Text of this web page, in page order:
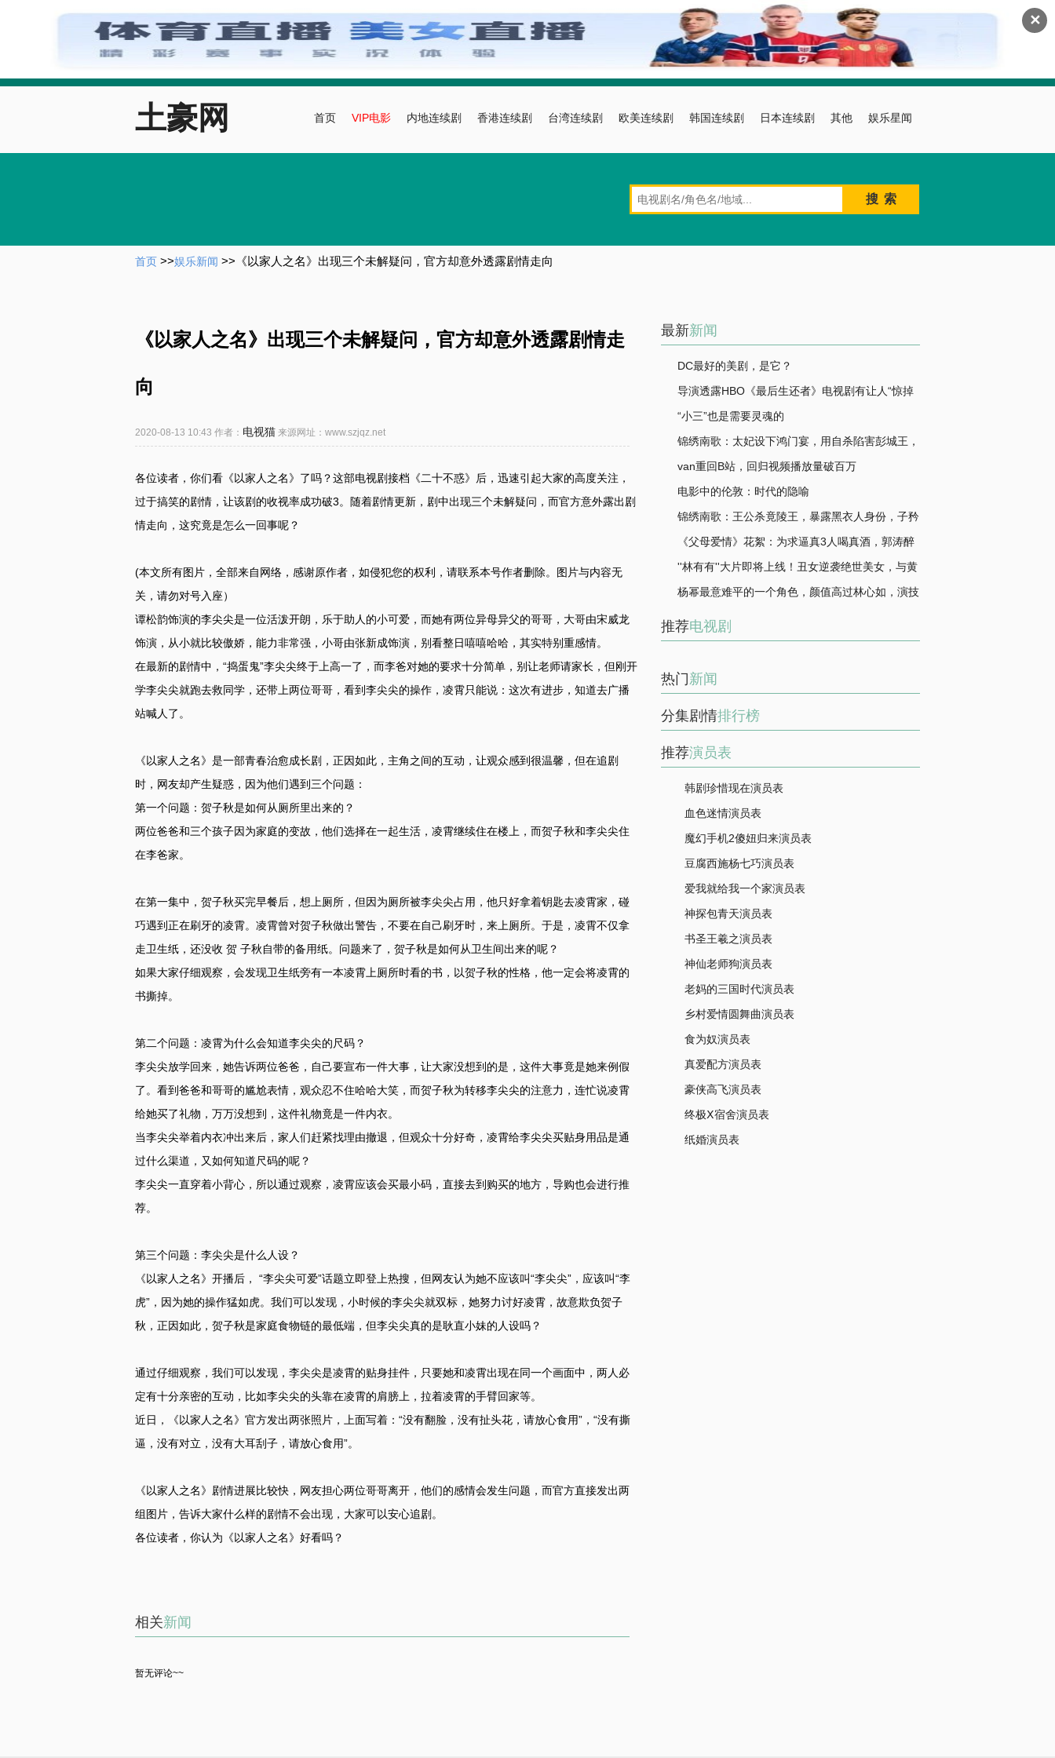
✕
土豪网 首页 VIP电影 内地连续剧 香港连续剧 台湾连续剧 欧美连续剧 韩国连续剧 日本连续剧 其他 娱乐星闻
首页 >>娱乐新闻 >> 《以家人之名》出现三个未解疑问，官方却意外透露剧情走向
《以家人之名》出现三个未解疑问，官方却意外透露剧情走
向
2020-08-13 10:43 作者： 电视猫 来源网址：www.szjqz.net
各位读者，你们看《以家人之名》了吗？这部电视剧接档《二十不惑》后，迅速引起大家的高度关注，
过于搞笑的剧情，让该剧的收视率成功破3。随着剧情更新，剧中出现三个未解疑问，而官方意外露出剧
情走向，这究竟是怎么一回事呢？
(本文所有图片，全部来自网络，感谢原作者，如侵犯您的权利，请联系本号作者删除。图片与内容无
关，请勿对号入座）
谭松韵饰演的李尖尖是一位活泼开朗，乐于助人的小可爱，而她有两位异母异父的哥哥，大哥由宋威龙
饰演，从小就比较傲娇，能力非常强，小哥由张新成饰演，别看整日嘻嘻哈哈，其实特别重感情。
在最新的剧情中，“捣蛋鬼”李尖尖终于上高一了，而李爸对她的要求十分简单，别让老师请家长，但刚开
学李尖尖就跑去救同学，还带上两位哥哥，看到李尖尖的操作，凌霄只能说：这次有进步，知道去广播
站喊人了。
《以家人之名》是一部青春治愈成长剧，正因如此，主角之间的互动，让观众感到很温馨，但在追剧
时，网友却产生疑惑，因为他们遇到三个问题：
第一个问题：贺子秋是如何从厕所里出来的？
两位爸爸和三个孩子因为家庭的变故，他们选择在一起生活，凌霄继续住在楼上，而贺子秋和李尖尖住
在李爸家。
在第一集中，贺子秋买完早餐后，想上厕所，但因为厕所被李尖尖占用，他只好拿着钥匙去凌霄家，碰
巧遇到正在刷牙的凌霄。凌霄曾对贺子秋做出警告，不要在自己刷牙时，来上厕所。于是，凌霄不仅拿
走卫生纸，还没收 贺 子秋自带的备用纸。问题来了，贺子秋是如何从卫生间出来的呢？
如果大家仔细观察，会发现卫生纸旁有一本凌霄上厕所时看的书，以贺子秋的性格，他一定会将凌霄的
书撕掉。
第二个问题：凌霄为什么会知道李尖尖的尺码？
李尖尖放学回来，她告诉两位爸爸，自己要宣布一件大事，让大家没想到的是，这件大事竟是她来例假
了。看到爸爸和哥哥的尴尬表情，观众忍不住哈哈大笑，而贺子秋为转移李尖尖的注意力，连忙说凌霄
给她买了礼物，万万没想到，这件礼物竟是一件内衣。
当李尖尖举着内衣冲出来后，家人们赶紧找理由撤退，但观众十分好奇，凌霄给李尖尖买贴身用品是通
过什么渠道，又如何知道尺码的呢？
李尖尖一直穿着小背心，所以通过观察，凌霄应该会买最小码，直接去到购买的地方，导购也会进行推
荐。
第三个问题：李尖尖是什么人设？
《以家人之名》开播后， “李尖尖可爱”话题立即登上热搜，但网友认为她不应该叫“李尖尖”，应该叫“李
虎”，因为她的操作猛如虎。我们可以发现，小时候的李尖尖就双标，她努力讨好凌霄，故意欺负贺子
秋，正因如此，贺子秋是家庭食物链的最低端，但李尖尖真的是耿直小妹的人设吗？
通过仔细观察，我们可以发现，李尖尖是凌霄的贴身挂件，只要她和凌霄出现在同一个画面中，两人必
定有十分亲密的互动，比如李尖尖的头靠在凌霄的肩膀上，拉着凌霄的手臂回家等。
近日，《以家人之名》官方发出两张照片，上面写着：“没有翻脸，没有扯头花，请放心食用”，“没有撕
逼，没有对立，没有大耳刮子，请放心食用”。
《以家人之名》剧情进展比较快，网友担心两位哥哥离开，他们的感情会发生问题，而官方直接发出两
组图片，告诉大家什么样的剧情不会出现，大家可以安心追剧。
各位读者，你认为《以家人之名》好看吗？
相关新闻
暂无评论~~
最新新闻
DC最好的美剧，是它？
导演透露HBO《最后生还者》电视剧有让人“惊掉
下巴”的内容
“小三”也是需要灵魂的
锦绣南歌：太妃设下鸿门宴，用自杀陷害彭城王，
剧中最蠢的女人！
van重回B站，回归视频播放量破百万
电影中的伦敦：时代的隐喻
锦绣南歌：王公杀竟陵王，暴露黑衣人身份，子矜
心寒自刎替父顶罪
《父母爱情》花絮：为求逼真3人喝真酒，郭涛醉
了，你再看孔笙
''林有有''大片即将上线！丑女逆袭绝世美女，与黄
宥天上演奇幻之恋
杨幂最意难平的一个角色，颜值高过林心如，演技
更是在线
推荐电视剧
热门 新闻
分集剧情排行榜
推荐演员表
韩剧珍惜现在演员表
血色迷情演员表
魔幻手机2傻妞归来演员表
豆腐西施杨七巧演员表
爱我就给我一个家演员表
神探包青天演员表
书圣王羲之演员表
神仙老师狗演员表
老妈的三国时代演员表
乡村爱情圆舞曲演员表
食为奴演员表
真爱配方演员表
豪侠高飞演员表
终极Ⅹ宿舍演员表
纸婚演员表